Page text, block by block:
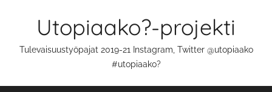
Utopiaako?-projekti
Tulevaisuustyöpajat 2019-21 Instagram, Twitter @utopiaako
#utopiaako?